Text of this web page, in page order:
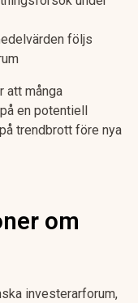
följs
att många
en potentiell
trendbrott före nya
om
investerarforum,